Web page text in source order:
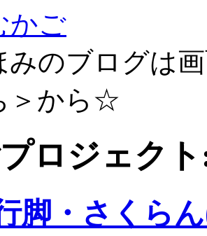
かご
みのブログは
＞から☆
ロジェク
脚・さくら